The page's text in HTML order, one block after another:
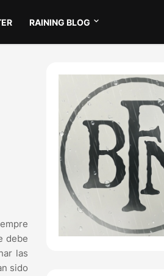
RAINING BLOG
debe
las
sido